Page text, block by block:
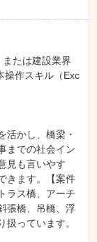
または建設業界
操作スキル（Exc
活かし、橋梁・
までの社会イン
見も言いやす
きます。【案件
ラス橋、アーチ
張橋、吊橋、浮
っています。